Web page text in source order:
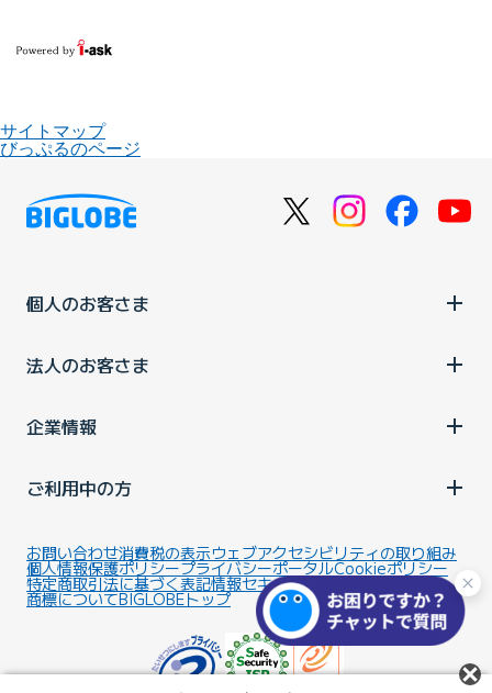
サイトマップ
びっぷるのページ
個人のお客さま
法人のお客さま
企業情報
ご利用中の方
お問い合わせ消費税の表示ウェブアクセシビリティの取り組み
個人情報保護ポリシープライバシーポータルCookieポリシー
特定商取引法に基づく表記情報セキュリティ基本方針
商標についてBIGLOBEトップ